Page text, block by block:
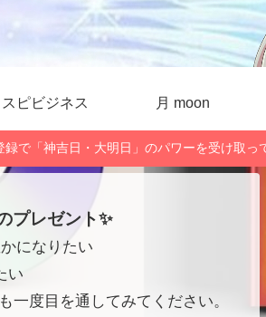
ピビジネス 月 moon
で「神吉日・大明日」のパワーを受け取っ
プレゼント✨
になりたい
い
一度目を通してみてください。